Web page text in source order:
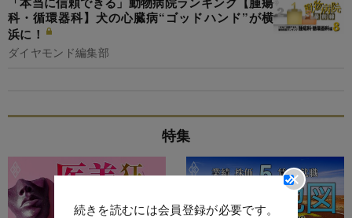
続きを読むには会員登録が必要です。
科・循環器科】犬の心臓病“ゴッドハンド”が横
浜に！
ダイヤモンド編集部
特集